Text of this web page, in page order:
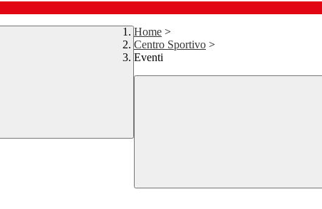
Home >
Centro Sportivo >
Eventi